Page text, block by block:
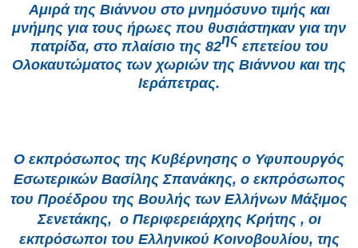
Αμιρά της Βιάννου στο μνημόσυνο τιμής και
μνήμης για τους ήρωες που θυσιάστηκαν για την
πατρίδα, στο πλαίσιο της 82ης επετείου του
Ολοκαυτώματος των χωριών της Βιάννου και της
Ιεράπετρας.
Ο εκπρόσωπος της Κυβέρνησης ο Υφυπουργός
Εσωτερικών Βασίλης Σπανάκης, ο εκπρόσωπος
του Προέδρου της Βουλής των Ελλήνων Μάξιμος
Σενετάκης, ο Περιφερειάρχης Κρήτης , οι
εκπρόσωποι του Ελληνικού Κοινοβουλίου, της